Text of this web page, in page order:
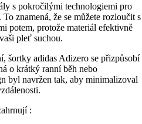
s pokročilými technologiemi pro
znamená, že se můžete rozloučit s
potem, protože materiál efektivně
pleť suchou.
šortky adidas Adizero se přizpůsobí
o krátký ranní běh nebo
byl navržen tak, aby minimalizoval
: